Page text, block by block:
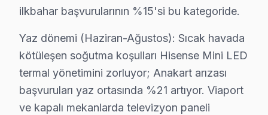
Çınardere Mahallesi, Hisense televizyonunuz
Doğu'da Hisense TV Servisi
Doğu Mahallesi, Hisense televizyon'lerde arıza
ilkbahar başvurularının %15'si bu kategoride.
Yaz dönemi (Haziran-Ağustos): Sıcak havada
kötüleşen soğutma koşulları Hisense Mini LED
termal yönetimini zorluyor; Anakart arızası
başvuruları yaz ortasında %21 artıyor. Viaport
ve kapalı mekanlarda televizyon paneli